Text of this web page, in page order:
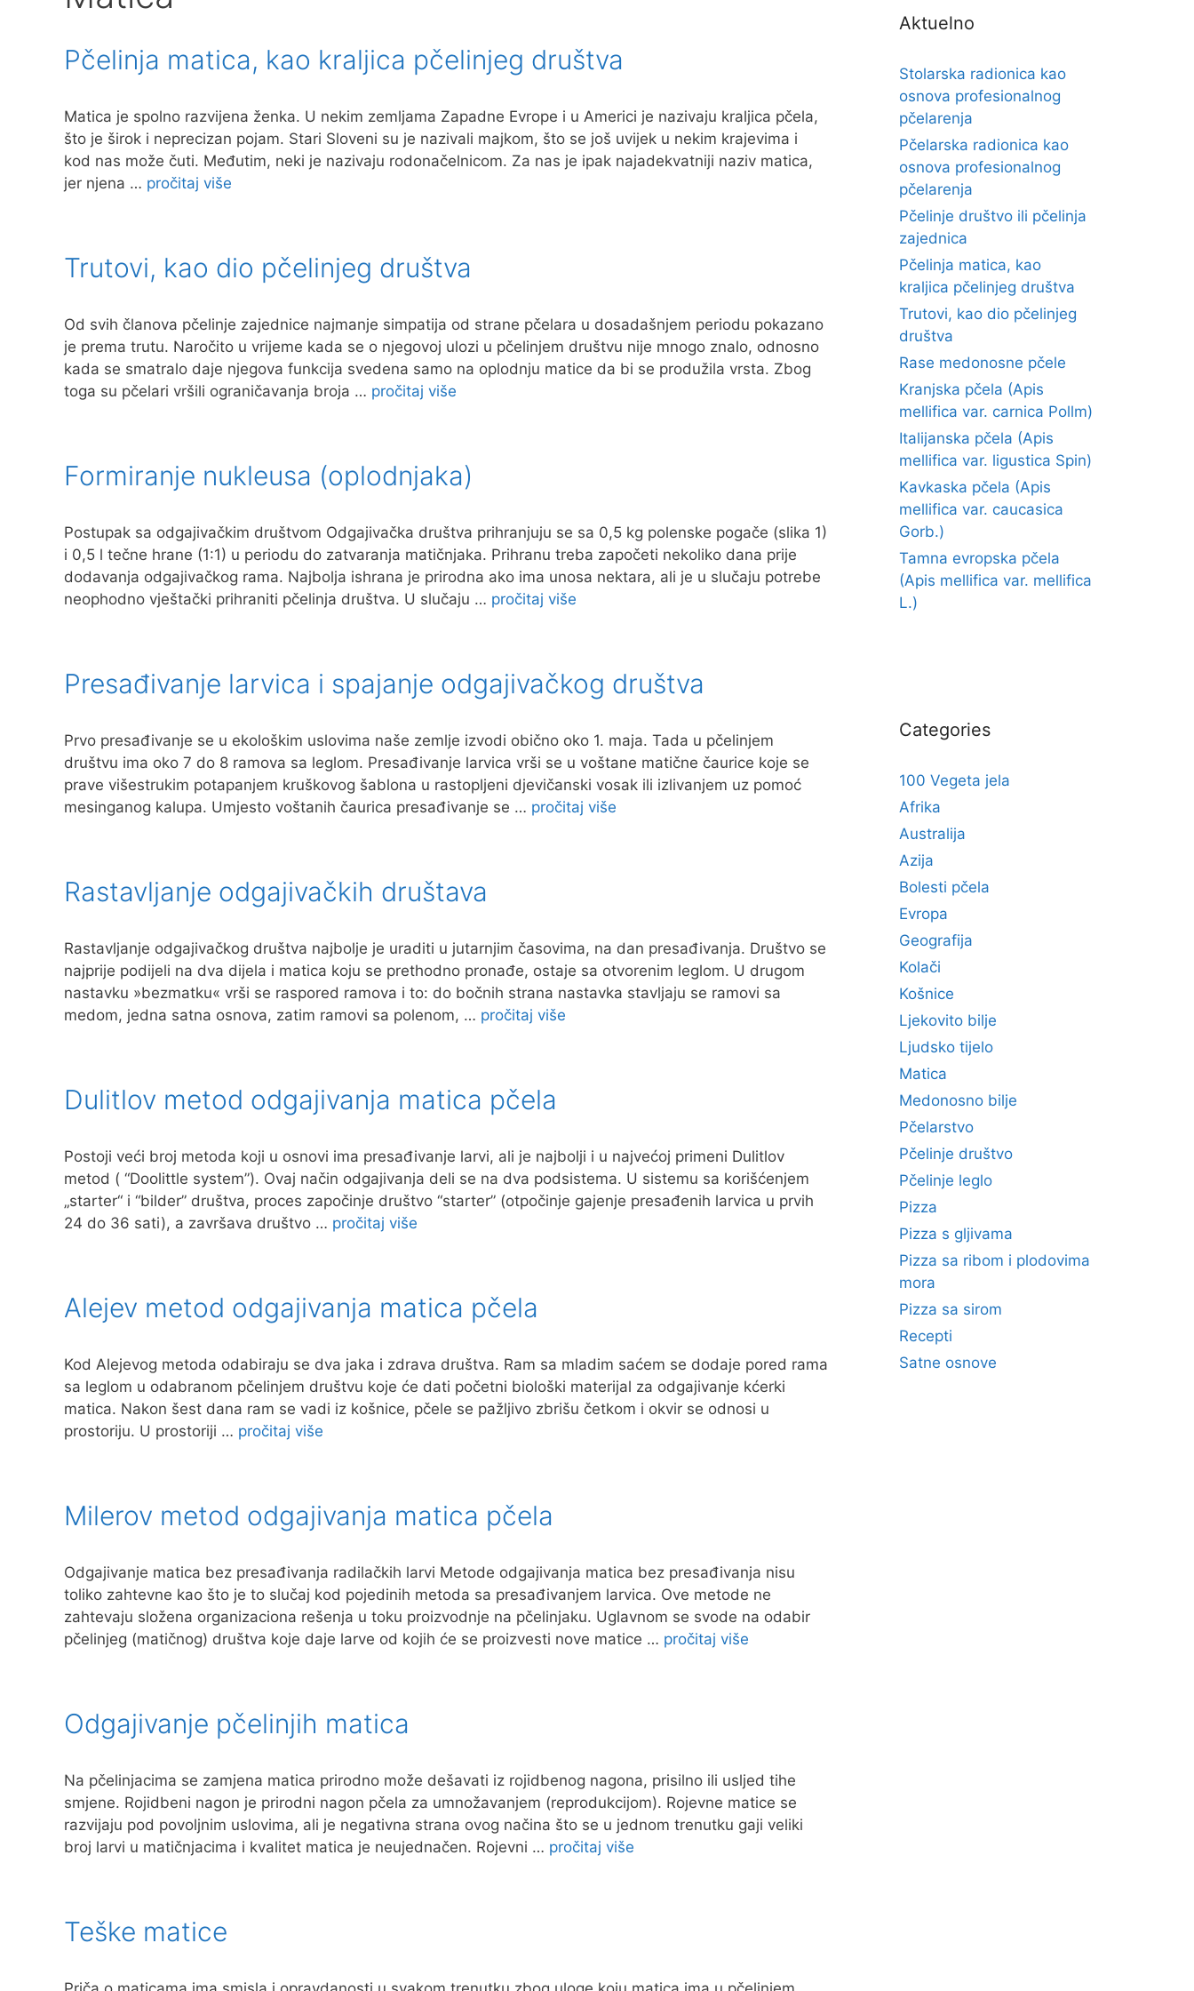
Pčelinja matica, kao kraljica pčelinjeg društva
Matica je spolno razvijena ženka. U nekim zemljama Zapadne Evrope i u Americi je nazivaju kraljica pčela,
što je širok i neprecizan pojam. Stari Sloveni su je nazivali majkom, što se još uvijek u nekim krajevima i
kod nas može čuti. Međutim, neki je nazivaju rodonačelnicom. Za nas je ipak najadekvatniji naziv matica,
jer njena … pročitaj više
Trutovi, kao dio pčelinjeg društva
Od svih članova pčelinje zajednice najmanje simpatija od strane pčelara u dosadašnjem periodu pokazano
je prema trutu. Naročito u vrijeme kada se o njegovoj ulozi u pčelinjem društvu nije mnogo znalo, odnosno
kada se smatralo daje njegova funkcija svedena samo na oplodnju matice da bi se produžila vrsta. Zbog
toga su pčelari vršili ograničavanja broja … pročitaj više
Formiranje nukleusa (oplodnjaka)
Postupak sa odgajivačkim društvom Odgajivačka društva prihranjuju se sa 0,5 kg polenske pogače (slika 1)
i 0,5 l tečne hrane (1:1) u periodu do zatvaranja matičnjaka. Prihranu treba započeti nekoliko dana prije
dodavanja odgajivačkog rama. Najbolja ishrana je prirodna ako ima unosa nektara, ali je u slučaju potrebe
neophodno vještački prihraniti pčelinja društva. U slučaju … pročitaj više
Presađivanje larvica i spajanje odgajivačkog društva
Prvo presađivanje se u ekološkim uslovima naše zemlje izvodi obično oko 1. maja. Tada u pčelinjem
društvu ima oko 7 do 8 ramova sa leglom. Presađivanje larvica vrši se u voštane matične čaurice koje se
prave višestrukim potapanjem kruškovog šablona u rastopljeni djevičanski vosak ili izlivanjem uz pomoć
mesinganog kalupa. Umjesto voštanih čaurica presađivanje se … pročitaj više
Rastavljanje odgajivačkih društava
Rastavljanje odgajivačkog društva najbolje je uraditi u jutarnjim časovima, na dan presađivanja. Društvo se
najprije podijeli na dva dijela i matica koju se prethodno pronađe, ostaje sa otvorenim leglom. U drugom
nastavku »bezmatku« vrši se raspored ramova i to: do bočnih strana nastavka stavljaju se ramovi sa
medom, jedna satna osnova, zatim ramovi sa polenom, … pročitaj više
Dulitlov metod odgajivanja matica pčela
Postoji veći broj metoda koji u osnovi ima presađivanje larvi, ali je najbolji i u najvećoj primeni Dulitlov
metod ( “Doolittle system”). Ovaj način odgajivanja deli se na dva podsistema. U sistemu sa korišćenjem
„starter“ i “bilder” društva, proces započinje društvo “starter” (otpočinje gajenje presađenih larvica u prvih
24 do 36 sati), a završava društvo … pročitaj više
Alejev metod odgajivanja matica pčela
Kod Alejevog metoda odabiraju se dva jaka i zdrava društva. Ram sa mladim saćem se dodaje pored rama
sa leglom u odabranom pčelinjem društvu koje će dati početni biološki materijal za odgajivanje kćerki
matica. Nakon šest dana ram se vadi iz košnice, pčele se pažljivo zbrišu četkom i okvir se odnosi u
prostoriju. U prostoriji … pročitaj više
Milerov metod odgajivanja matica pčela
Odgajivanje matica bez presađivanja radilačkih larvi Metode odgajivanja matica bez presađivanja nisu
toliko zahtevne kao što je to slučaj kod pojedinih metoda sa presađivanjem larvica. Ove metode ne
zahtevaju složena organizaciona rešenja u toku proizvodnje na pčelinjaku. Uglavnom se svode na odabir
pčelinjeg (matičnog) društva koje daje larve od kojih će se proizvesti nove matice … pročitaj više
Odgajivanje pčelinjih matica
Na pčelinjacima se zamjena matica prirodno može dešavati iz rojidbenog nagona, prisilno ili usljed tihe
smjene. Rojidbeni nagon je prirodni nagon pčela za umnožavanjem (reprodukcijom). Rojevne matice se
razvijaju pod povoljnim uslovima, ali je negativna strana ovog načina što se u jednom trenutku gaji veliki
broj larvi u matičnjacima i kvalitet matica je neujednačen. Rojevni … pročitaj više
Teške matice
Aktuelno
Stolarska radionica kao
osnova profesionalnog
pčelarenja
Pčelarska radionica kao
osnova profesionalnog
pčelarenja
Pčelinje društvo ili pčelinja
zajednica
Pčelinja matica, kao
kraljica pčelinjeg društva
Trutovi, kao dio pčelinjeg
društva
Rase medonosne pčele
Kranjska pčela (Apis
mellifica var. carnica Pollm)
Italijanska pčela (Apis
mellifica var. ligustica Spin)
Kavkaska pčela (Apis
mellifica var. caucasica
Gorb.)
Tamna evropska pčela
(Apis mellifica var. mellifica
L.)
Categories
100 Vegeta jela
Afrika
Australija
Azija
Bolesti pčela
Evropa
Geografija
Kolači
Košnice
Ljekovito bilje
Ljudsko tijelo
Matica
Medonosno bilje
Pčelarstvo
Pčelinje društvo
Pčelinje leglo
Pizza
Pizza s gljivama
Pizza sa ribom i plodovima
mora
Pizza sa sirom
Recepti
Satne osnove